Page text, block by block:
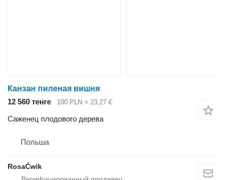
Канзан пиленая вишня
12 560 тенге
100 PLN ≈ 23,27 €
Саженец плодового дерева
Польша
RosaĆwik